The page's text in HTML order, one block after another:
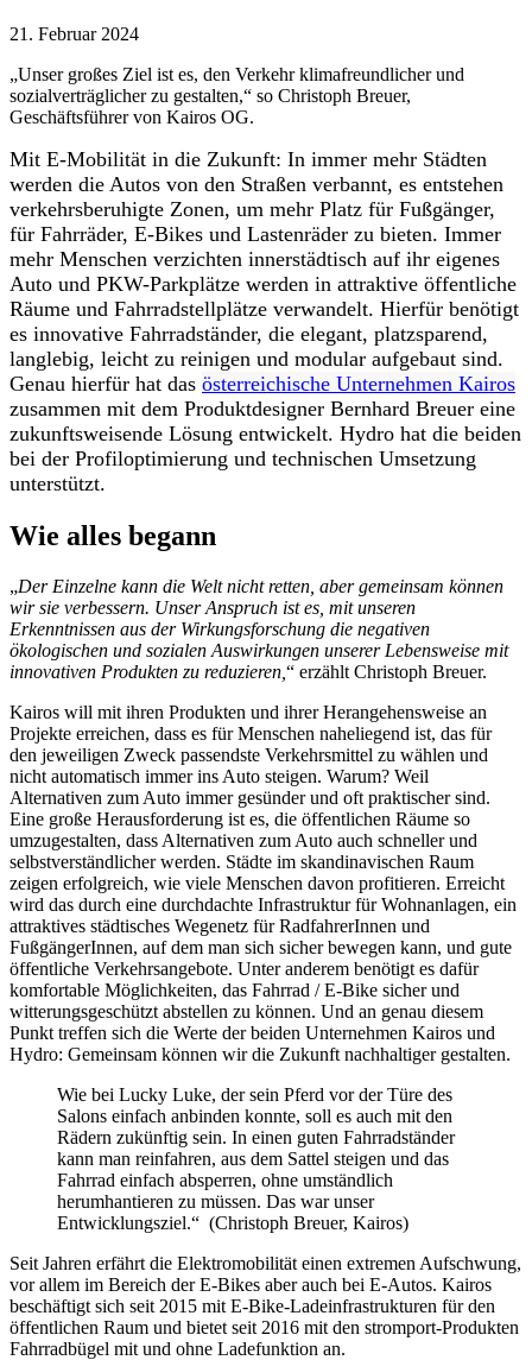
21. Februar 2024
„Unser großes Ziel ist es, den Verkehr klimafreundlicher und
sozialverträglicher zu gestalten,“ so Christoph Breuer,
Geschäftsführer von Kairos OG.
Mit E-Mobilität in die Zukunft: In immer mehr Städten
werden die Autos von den Straßen verbannt, es entstehen
verkehrsberuhigte Zonen, um mehr Platz für Fußgänger,
für Fahrräder, E-Bikes und Lastenräder zu bieten. Immer
mehr Menschen verzichten innerstädtisch auf ihr eigenes
Auto und PKW-Parkplätze werden in attraktive öffentliche
Räume und Fahrradstellplätze verwandelt. Hierfür benötigt
es innovative Fahrradständer, die elegant, platzsparend,
langlebig, leicht zu reinigen und modular aufgebaut sind.
Genau hierfür hat das österreichische Unternehmen Kairos
zusammen mit dem Produktdesigner Bernhard Breuer eine
zukunftsweisende Lösung entwickelt. Hydro hat die beiden
bei der Profiloptimierung und technischen Umsetzung
unterstützt.
Wie alles begann
„Der Einzelne kann die Welt nicht retten, aber gemeinsam können
wir sie verbessern. Unser Anspruch ist es, mit unseren
Erkenntnissen aus der Wirkungsforschung die negativen
ökologischen und sozialen Auswirkungen unserer Lebensweise mit
innovativen Produkten zu reduzieren, “ erzählt Christoph Breuer.
Kairos will mit ihren Produkten und ihrer Herangehensweise an
Projekte erreichen, dass es für Menschen naheliegend ist, das für
den jeweiligen Zweck passendste Verkehrsmittel zu wählen und
nicht automatisch immer ins Auto steigen. Warum? Weil
Alternativen zum Auto immer gesünder und oft praktischer sind.
Eine große Herausforderung ist es, die öffentlichen Räume so
umzugestalten, dass Alternativen zum Auto auch schneller und
selbstverständlicher werden. Städte im skandinavischen Raum
zeigen erfolgreich, wie viele Menschen davon profitieren. Erreicht
wird das durch eine durchdachte Infrastruktur für Wohnanlagen, ein
attraktives städtisches Wegenetz für RadfahrerInnen und
FußgängerInnen, auf dem man sich sicher bewegen kann, und gute
öffentliche Verkehrsangebote. Unter anderem benötigt es dafür
komfortable Möglichkeiten, das Fahrrad / E-Bike sicher und
witterungsgeschützt abstellen zu können. Und an genau diesem
Punkt treffen sich die Werte der beiden Unternehmen Kairos und
Hydro: Gemeinsam können wir die Zukunft nachhaltiger gestalten.
Wie bei Lucky Luke, der sein Pferd vor der Türe des
Salons einfach anbinden konnte, soll es auch mit den
Rädern zukünftig sein. In einen guten Fahrradständer
kann man reinfahren, aus dem Sattel steigen und das
Fahrrad einfach absperren, ohne umständlich
herumhantieren zu müssen. Das war unser
Entwicklungsziel.“ (Christoph Breuer, Kairos)
Seit Jahren erfährt die Elektromobilität einen extremen Aufschwung,
vor allem im Bereich der E-Bikes aber auch bei E-Autos. Kairos
beschäftigt sich seit 2015 mit E-Bike-Ladeinfrastrukturen für den
öffentlichen Raum und bietet seit 2016 mit den stromport-Produkten
Fahrradbügel mit und ohne Ladefunktion an.